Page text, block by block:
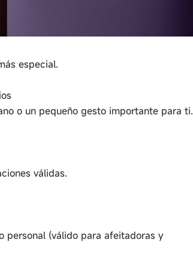
especial.
o un pequeño gesto importante para ti.
válidas.
personal (válido para afeitadoras y